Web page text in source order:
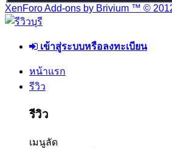
XenForo Add-ons by Brivium ™ ©
เข้าสู่ระบบหรือลงทะเบียน
หน้าแรก
รีวิว
รีวิว
เมนูลัด